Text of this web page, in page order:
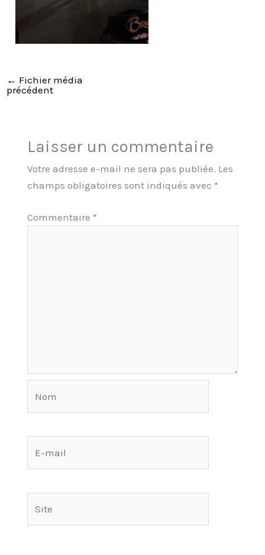
← Fichier média
précédent
Laisser un commentaire
Votre adresse e-mail ne sera pas publiée. Les
champs obligatoires sont indiqués avec *
Commentaire *